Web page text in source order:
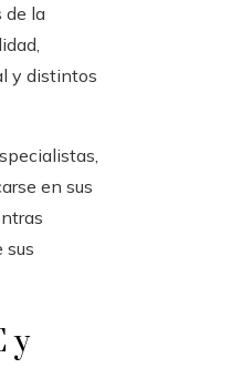
de la
y distintos
en sus
sus
y